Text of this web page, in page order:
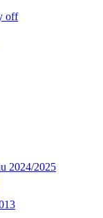
off
2024/2025